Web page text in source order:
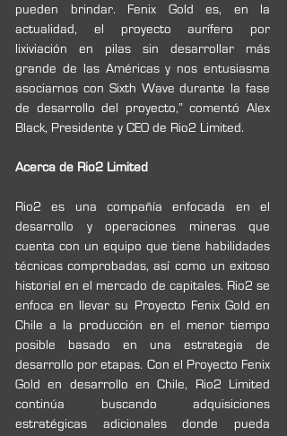
pueden brindar. Fenix Gold es, en la
actualidad, el proyecto aurífero por
lixiviación en pilas sin desarrollar más
grande de las Américas y nos entusiasma
asociarnos con Sixth Wave durante la fase
de desarrollo del proyecto,” comentó Alex
Black, Presidente y CEO de Rio2 Limited.
Acerca de Rio2 Limited
Rio2 es una compañía enfocada en el
desarrollo y operaciones mineras que
cuenta con un equipo que tiene habilidades
técnicas comprobadas, así como un exitoso
historial en el mercado de capitales. Rio2 se
enfoca en llevar su Proyecto Fenix Gold en
Chile a la producción en el menor tiempo
posible basado en una estrategia de
desarrollo por etapas. Con el Proyecto Fenix
Gold en desarrollo en Chile, Rio2 Limited
continúa buscando adquisiciones
estratégicas adicionales donde pueda